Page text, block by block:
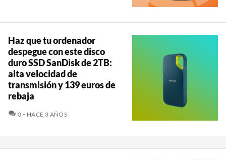
Haz que tu ordenador
despegue con este disco
duro SSD SanDisk de 2TB:
alta velocidad de
transmisión y 139 euros de
rebaja
0 COMENTARIOS
HACE 3 AÑOS